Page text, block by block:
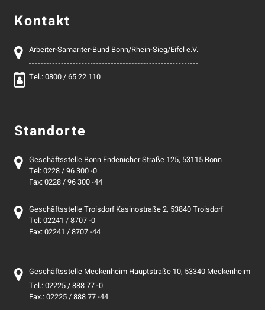
Kontakt
Arbeiter-Samariter-Bund Bonn/Rhein-Sieg/Eifel e.V.
Tel.: 0800 / 65 22 110
Standorte
Geschäftsstelle Bonn Endenicher Straße 125, 53115 Bonn
Tel: 0228 / 96 300 -0
Fax: 0228 / 96 300 -44
Geschäftsstelle Troisdorf Kasinostraße 2, 53840 Troisdorf
Tel: 02241 / 8707 -0
Fax: 02241 / 8707 -44
Geschäftsstelle Meckenheim Hauptstraße 10, 53340 Meckenheim
Tel.: 02225 / 888 77 -0
Fax.: 02225 / 888 77 -44